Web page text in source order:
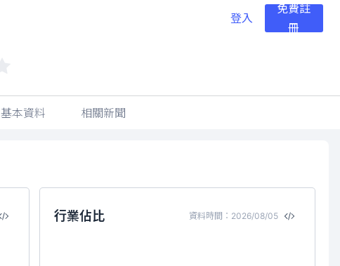
登入
免費註
冊
基本資料 相關新聞
行業佔比 資料時間：2026/08/05